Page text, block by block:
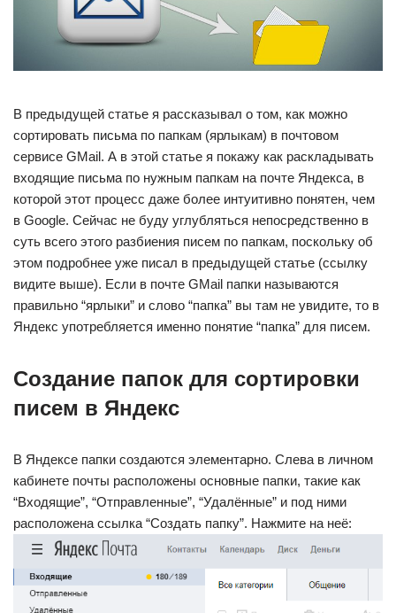
В предыдущей статье я рассказывал о том, как можно
сортировать письма по папкам (ярлыкам) в почтовом
сервисе GMail. А в этой статье я покажу как раскладывать
входящие письма по нужным папкам на почте Яндекса, в
которой этот процесс даже более интуитивно понятен, чем
в Google. Сейчас не буду углубляться непосредственно в
суть всего этого разбиения писем по папкам, поскольку об
этом подробнее уже писал в предыдущей статье (ссылку
видите выше). Если в почте GMail папки называются
правильно “ярлыки” и слово “папка” вы там не увидите, то в
Яндекс употребляется именно понятие “папка” для писем.
Создание папок для сортировки
писем в Яндекс
В Яндексе папки создаются элементарно. Слева в личном
кабинете почты расположены основные папки, такие как
“Входящие”, “Отправленные”, “Удалённые” и под ними
расположена ссылка “Создать папку”. Нажмите на неё: